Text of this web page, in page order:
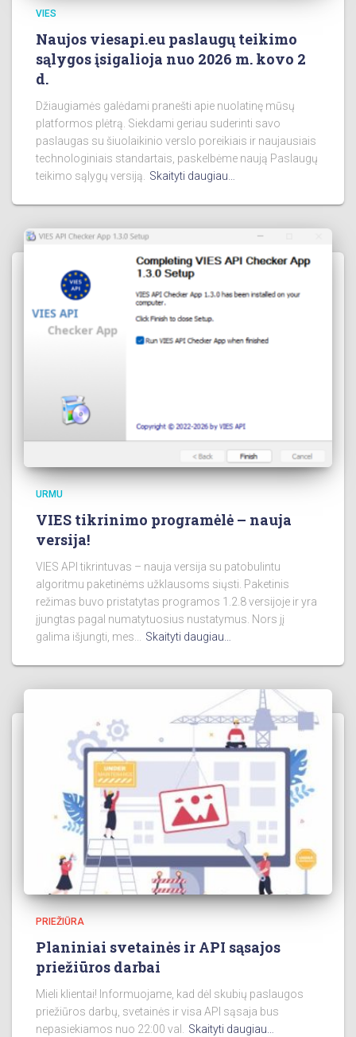
VIES
Naujos viesapi.eu paslaugų teikimo
sąlygos įsigalioja nuo 2026 m. kovo 2
d.
Džiaugiamės galėdami pranešti apie nuolatinę mūsų
platformos plėtrą. Siekdami geriau suderinti savo
paslaugas su šiuolaikinio verslo poreikiais ir naujausiais
technologiniais standartais, paskelbėme naują Paslaugų
teikimo sąlygų versiją.
Skaityti daugiau…
URMU
VIES tikrinimo programėlė – nauja
versija!
VIES API tikrintuvas – nauja versija su patobulintu
algoritmu paketinėms užklausoms siųsti. Paketinis
režimas buvo pristatytas programos 1.2.8 versijoje ir yra
įjungtas pagal numatytuosius nustatymus. Nors jį
galima išjungti, mes...
Skaityti daugiau…
PRIEŽIŪRA
Planiniai svetainės ir API sąsajos
priežiūros darbai
Mieli klientai! Informuojame, kad dėl skubių paslaugos
priežiūros darbų, svetainės ir visa API sąsaja bus
nepasiekiamos nuo 22:00 val. Skaityti daugiau…